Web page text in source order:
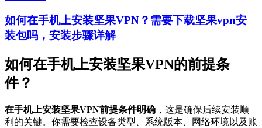
如何在手机上安装坚果VPN？需要下载坚果vpn安
装包吗，安装步骤详解
如何在手机上安装坚果VPN的前提条
件？
在手机上安装坚果VPN前提条件明确 ，这是确保后续安装顺
利的关键。你需要检查设备类型、系统版本、网络环境以及账